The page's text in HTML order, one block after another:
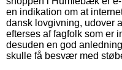
en indikation om at
dansk lovgivning, udover
efterses af fagfolk som er
desuden en god
skulle få besvær med